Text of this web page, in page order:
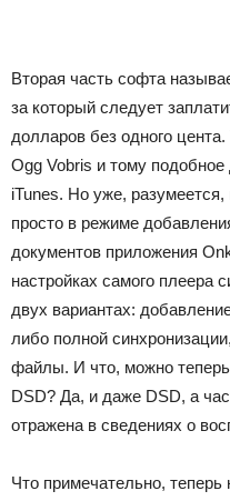
Вторая часть софта
за который следует
долларов без одного
Ogg Vobris и тому подобное
iTunes. Но уже,
просто в режиме
документов приложения
настройках самого плеера
двух вариантах:
либо полной
файлы. И что, можно теперь
DSD? Да, и даже DSD, а
отражена в сведениях о
Что примечательно,